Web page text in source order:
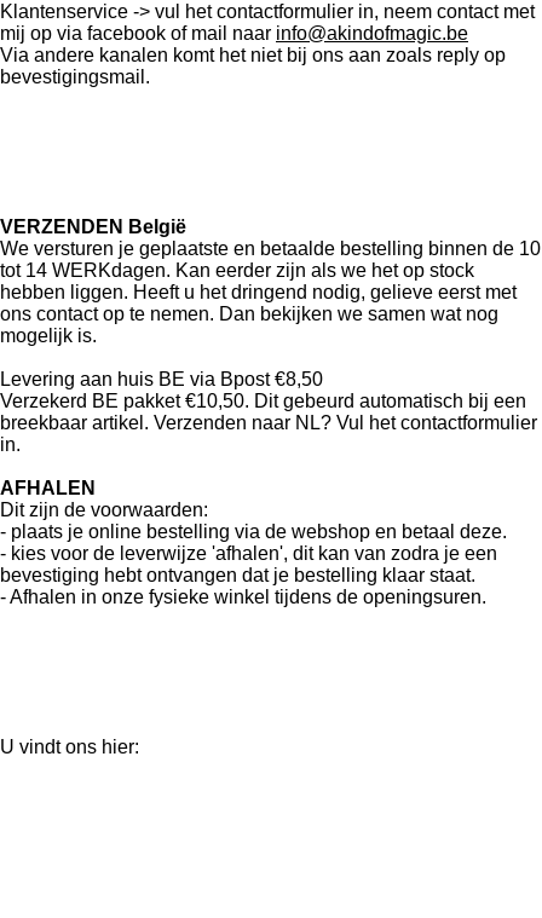
Klantenservice -> vul het contactformulier in, neem contact met
mij op via facebook of mail naar info@akindofmagic.be
Via andere kanalen komt het niet bij ons aan zoals reply op
bevestigingsmail.
VERZENDEN België
We versturen je geplaatste en betaalde bestelling binnen de 10
tot 14 WERKdagen. Kan eerder zijn als we het op stock
hebben liggen. Heeft u het dringend nodig, gelieve eerst met
ons contact op te nemen. Dan bekijken we samen wat nog
mogelijk is.
Levering aan huis BE via Bpost €8,50
Verzekerd BE pakket €10,50. Dit gebeurd automatisch bij een
breekbaar artikel. Verzenden naar NL? Vul het contactformulier
in.
AFHALEN
Dit zijn de voorwaarden:
- plaats je online bestelling via de webshop en betaal deze.
- kies voor de leverwijze 'afhalen', dit kan van zodra je een
bevestiging hebt ontvangen dat je bestelling klaar staat.
- Afhalen in onze fysieke winkel tijdens de openingsuren.
U vindt ons hier: